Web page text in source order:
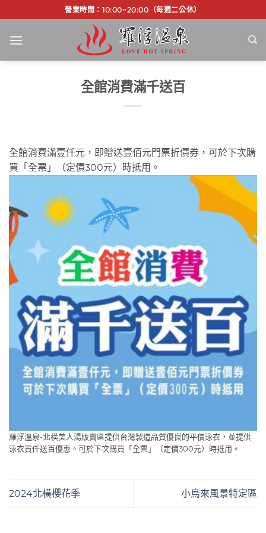
to
content
營業時間：10:00~20:00（每週二公休）
全館消費滿千送百
全館消費滿壹仟元，即贈送壹佰元門票折價券，可於下次購
買「全票」（定價300元）時抵用。
羅浮溫泉-北橫美人湯販賣區提供台灣製造品質優良的平價泳衣，並提供
泳衣買仟送百優惠。可於下次購買「全票」（定價300元）時抵用。
2024北橫櫻花季 小烏來風景特定區